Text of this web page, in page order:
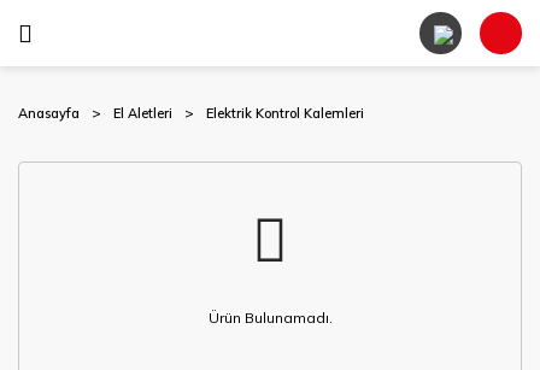
Anasayfa El Aletleri Elektrik Kontrol Kalemleri
Ürün Bulunamadı.